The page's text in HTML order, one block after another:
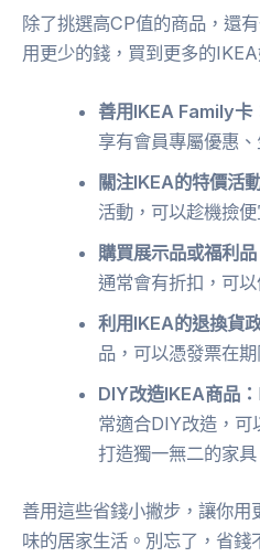
除了挑選高CP值的商品，還
用更少的錢，買到更多的IKEA
善用IKEA Family卡
享有會員專屬優惠
關注IKEA的特價活
活動，可以趁機撿便
購買展示品或福利品
通常會有折扣，可
利用IKEA的退換貨
品，可以憑發票在期
DIY改造IKEA商品：
常適合DIY改造，可
打造獨一無二的家具
善用這些省錢小撇步，讓你
味的居家生活。別忘了，省